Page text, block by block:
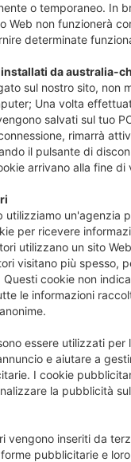
o temporaneo. In
Web non funzionerà
determinate
da australia-
sul nostro sito, non
Una volta
salvati sul tuo
rimarrà
il pulsante di
arrivano alla fine di
utilizziamo un'agenzia
per ricevere
utilizzano un sito
visitano più spesso,
cookie non
le informazioni
essere utilizzati per
e aiutare a
I cookie
la pubblicità
vengono inseriti da
pubblicitarie e